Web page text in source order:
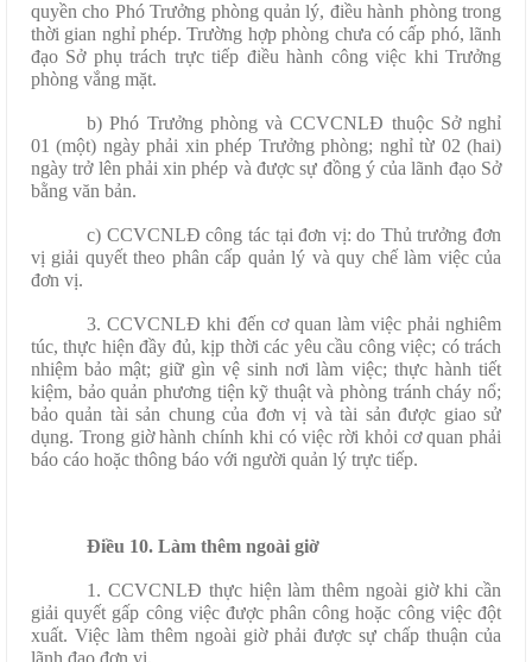
quyền cho Phó Trưởng phòng quản lý, điều hành phòng trong
thời gian nghỉ phép. Trường hợp phòng chưa có cấp phó, lãnh
đạo Sở phụ trách trực tiếp điều hành công việc khi Trưởng
phòng vắng mặt.
b) Phó Trưởng phòng và CCVCNLĐ thuộc Sở nghỉ
01 (một) ngày phải xin phép Trưởng phòng; nghỉ từ 02 (hai)
ngày trở lên phải xin phép và được sự đồng ý của lãnh đạo Sở
bằng văn bản.
c) CCVCNLĐ công tác tại đơn vị: do Thủ trưởng đơn
vị giải quyết theo phân cấp quản lý và quy chế làm việc của
đơn vị.
3. CCVCNLĐ khi đến cơ quan làm việc phải nghiêm
túc, thực hiện đầy đủ, kịp thời các yêu cầu công việc; có trách
nhiệm bảo mật; giữ gìn vệ sinh nơi làm việc; thực hành tiết
kiệm, bảo quản phương tiện kỹ thuật và phòng tránh cháy nổ;
bảo quản tài sản chung của đơn vị và tài sản được giao sử
dụng. Trong giờ hành chính khi có việc rời khỏi cơ quan phải
báo cáo hoặc thông báo với người quản lý trực tiếp.
Điều 10. Làm thêm ngoài giờ
1. CCVCNLĐ thực hiện làm thêm ngoài giờ khi cần
giải quyết gấp công việc được phân công hoặc công việc đột
xuất. Việc làm thêm ngoài giờ phải được sự chấp thuận của
lãnh đạo đơn vị.